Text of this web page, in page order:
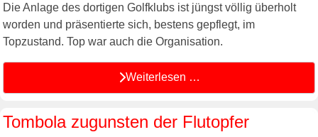
Die Anlage des dortigen Golfklubs ist jüngst völlig überholt
worden und präsentierte sich, bestens gepflegt, im
Topzustand. Top war auch die Organisation.
Weiterlesen …
Tombola zugunsten der Flutopfer